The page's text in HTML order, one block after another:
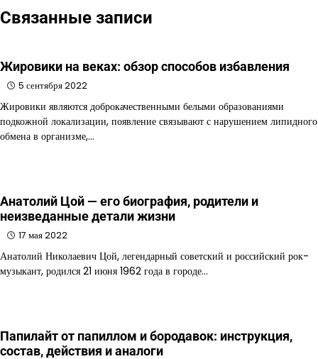
Связанные записи
Жировики на веках: обзор способов избавления
5 сентября 2022
Жировики являются доброкачественными белыми образованиями
подкожной локализации, появление связывают с нарушением липидного
обмена в организме,…
Анатолий Цой — его биография, родители и
неизведанные детали жизни
17 мая 2022
Анатолий Николаевич Цой, легендарный советский и российский рок-
музыкант, родился 21 июня 1962 года в городе…
Папилайт от папиллом и бородавок: инструкция,
состав, действия и аналоги